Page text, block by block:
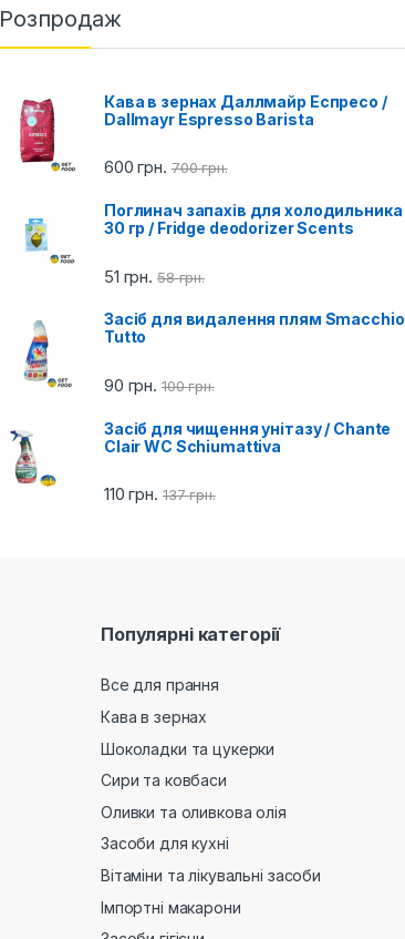
Розпродаж
Кава в зернах Даллмайр Еспресо /
Dallmayr Espresso Barista
600грн. 700грн.
Поглинач запахів для холодильника
30 гр / Fridge deodorizer Scents
51 грн. 58грн.
Засіб для видалення плям Smacchio
Tutto
90 грн. 100грн.
Засіб для чищення унітазу / Chante
Clair WC Schiumattiva
110грн. 137грн.
Популярні категорії
Все для прання
Кава в зернах
Шоколадки та цукерки
Сири та ковбаси
Оливки та оливкова олія
Засоби для кухні
Вітаміни та лікувальні засоби
Імпортні макарони